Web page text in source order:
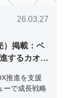
26.03.27